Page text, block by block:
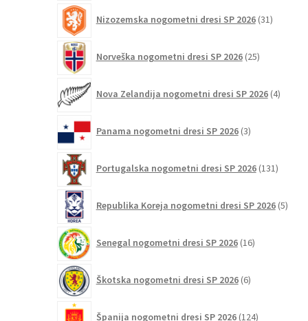
Nizozemska nogometni dresi SP 2026 31izdelkov
Norveška nogometni dresi SP 2026 25izdelkov
Nova Zelandija nogometni dresi SP 2026 4izdelki
Panama nogometni dresi SP 2026 3izdelki
Portugalska nogometni dresi SP 2026 131
Republika Koreja nogometni dresi SP 2026 5
Senegal nogometni dresi SP 2026 16izdelkov
Škotska nogometni dresi SP 2026 6izdelkov
Španija nogometni dresi SP 2026 124